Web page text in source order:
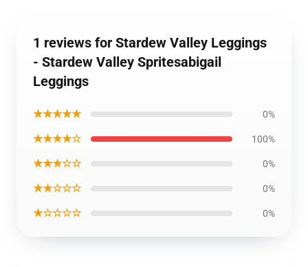
1 reviews for Stardew Valley Leggings
- Stardew Valley Spritesabigail
Leggings
★★★★★ 0%
★★★★☆ 100%
★★★☆☆ 0%
★★☆☆☆ 0%
★☆☆☆☆ 0%